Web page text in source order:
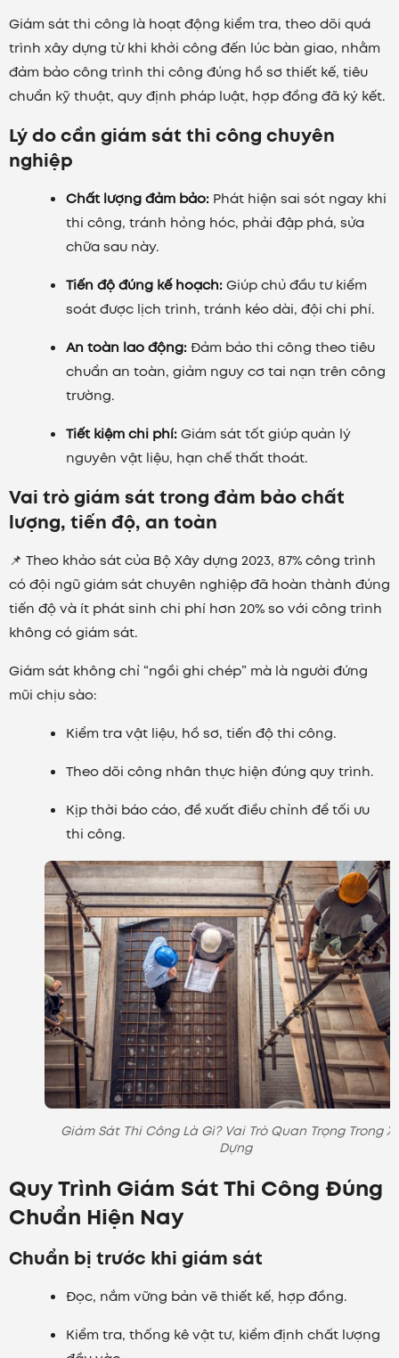
Giám sát thi công là hoạt động kiểm tra, theo dõi quá
trình xây dựng từ khi khởi công đến lúc bàn giao, nhằm
đảm bảo công trình thi công đúng hồ sơ thiết kế, tiêu
chuẩn kỹ thuật, quy định pháp luật, hợp đồng đã ký kết.
Lý do cần giám sát thi công chuyên
nghiệp
Chất lượng đảm bảo: Phát hiện sai sót ngay khi
thi công, tránh hỏng hóc, phải đập phá, sửa
chữa sau này.
Tiến độ đúng kế hoạch:Giúp chủ đầu tư kiểm
soát được lịch trình, tránh kéo dài, đội chi phí.
An toàn lao động:Đảm bảo thi công theo tiêu
chuẩn an toàn, giảm nguy cơ tai nạn trên công
trường.
Tiết kiệm chi phí:Giám sát tốt giúp quản lý
nguyên vật liệu, hạn chế thất thoát.
Vai trò giám sát trong đảm bảo chất
lượng, tiến độ, an toàn
📌 Theo khảo sát của Bộ Xây dựng 2023, 87% công trình
có đội ngũ giám sát chuyên nghiệp đã hoàn thành đúng
tiến độ và ít phát sinh chi phí hơn 20% so với công trình
không có giám sát.
Giám sát không chỉ “ngồi ghi chép” mà là người đứng
mũi chịu sào:
Kiểm tra vật liệu, hồ sơ, tiến độ thi công.
Theo dõi công nhân thực hiện đúng quy trình.
Kịp thời báo cáo, đề xuất điều chỉnh để tối ưu
thi công.
Giám Sát Thi Công Là Gì? Vai Trò Quan Trọng Trong
Dựng
Quy Trình Giám Sát Thi Công Đúng
Chuẩn Hiện Nay
Chuẩn bị trước khi giám sát
Đọc, nắm vững bản vẽ thiết kế, hợp đồng.
Kiểm tra, thống kê vật tư, kiểm định chất lượng